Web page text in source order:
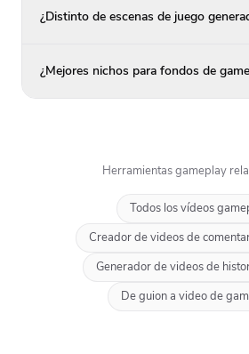
¿Distinto de escenas de juego
¿Mejores nichos para fondos de
Herramientas gameplay
Todos los vídeos
Creador de videos de
Generador de videos de
De guion a video de